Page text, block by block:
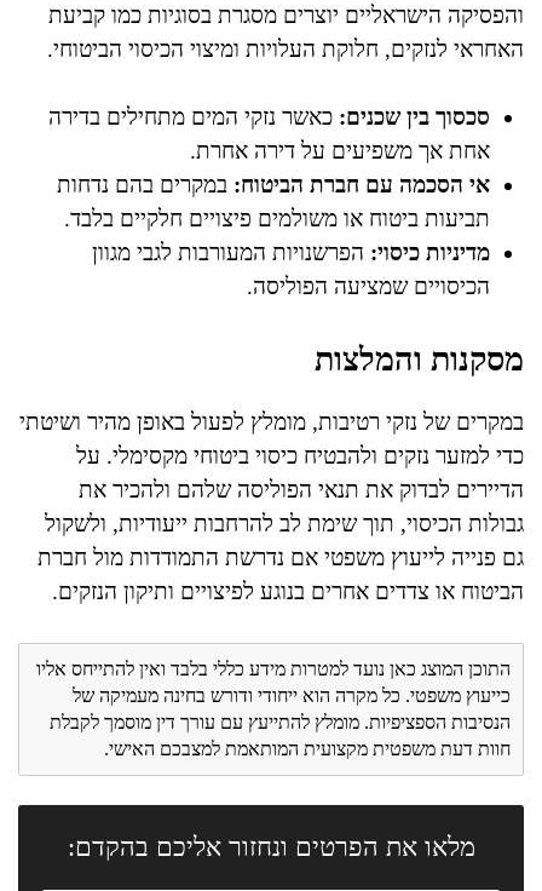
והפסיקה הישראליים יוצרים מסגרת בסוגיות כמו קביעת
האחראי לנזקים, חלוקת העלויות ומיצוי הכיסוי הביטוחי.
סכסוך בין שכנים: כאשר נזקי המים מתחילים בדירה
אחת אך משפיעים על דירה אחרת.
אי הסכמה עם חברת הביטוח: במקרים בהם נדחות
תביעות ביטוח או משולמים פיצויים חלקיים בלבד.
מדיניות כיסוי: הפרשנויות המעורבות לגבי מגוון
הכיסויים שמציעה הפוליסה.
מסקנות והמלצות
במקרים של נזקי רטיבות, מומלץ לפעול באופן מהיר ושיטתי
כדי למזער נזקים ולהבטיח כיסוי ביטוחי מקסימלי. על
הדיירים לבדוק את תנאי הפוליסה שלהם ולהכיר את
גבולות הכיסוי, תוך שימת לב להרחבות ייעודיות, ולשקול
גם פנייה לייעוץ משפטי אם נדרשת התמודדות מול חברת
הביטוח או צדדים אחרים בנוגע לפיצויים ותיקון הנזקים.
התוכן המוצג כאן נועד למטרות מידע כללי בלבד ואין להתייחס אליו
כייעוץ משפטי. כל מקרה הוא ייחודי ודורש בחינה מעמיקה של
הנסיבות הספציפיות. מומלץ להתייעץ עם עורך דין מוסמך לקבלת
חוות דעת משפטית מקצועית המותאמת למצבכם האישי.
מלאו את הפרטים ונחזור אליכם בהקדם: